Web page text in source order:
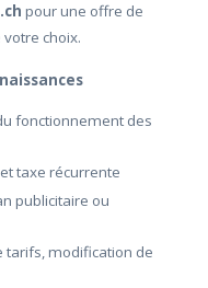
pour une offre de
choix.
fonctionnement des
taxe récurrente
publicitaire ou
tarifs, modification de